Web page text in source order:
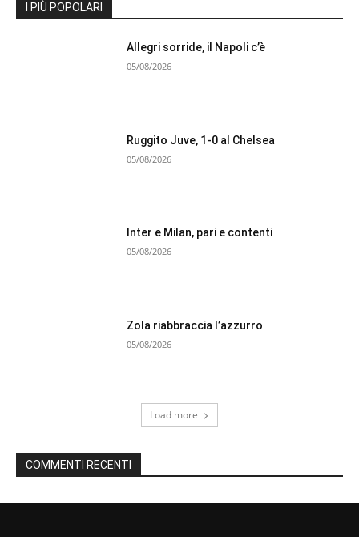
I PIÙ POPOLARI
Allegri sorride, il Napoli c’è
05/08/2026
Ruggito Juve, 1-0 al Chelsea
05/08/2026
Inter e Milan, pari e contenti
05/08/2026
Zola riabbraccia l’azzurro
05/08/2026
Load more
COMMENTI RECENTI